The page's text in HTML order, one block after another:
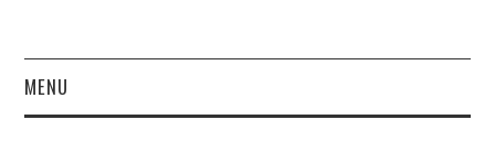
MENU